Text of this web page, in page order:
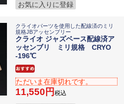
お気に入りに登録
クライオパーツを使用した配線済のミリ
規格JBアッセンブリー
クライオ ジャズベース配線済ア
ッセンブリ ミリ規格 CRYO
-196℃
ただいま在庫切れです。
11,550 税込